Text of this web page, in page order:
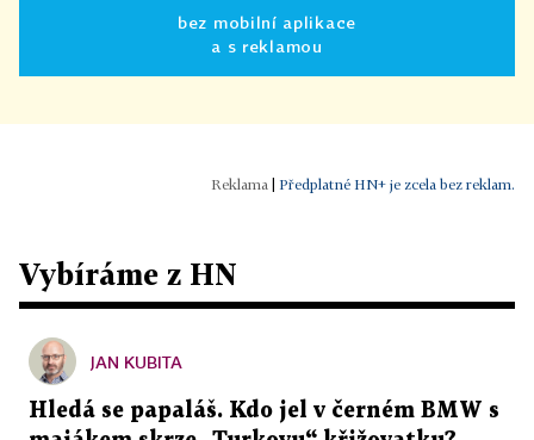
bez mobilní aplikace
a s reklamou
Předplatné HN+ je zcela bez reklam.
Vybíráme z HN
JAN KUBITA
Hledá se papaláš. Kdo jel v černém BMW s